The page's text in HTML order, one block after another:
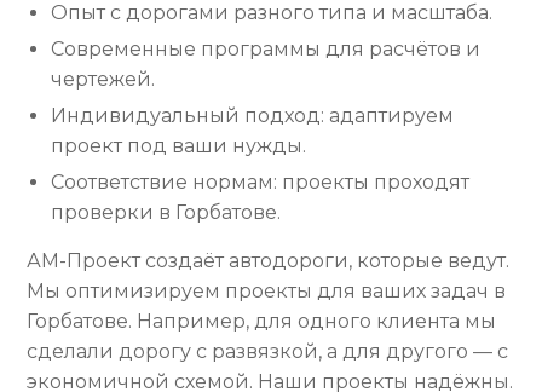
Опыт с дорогами разного типа и масштаба.
Современные программы для расчётов и
чертежей.
Индивидуальный подход: адаптируем
проект под ваши нужды.
Соответствие нормам: проекты проходят
проверки в Горбатове.
АМ-Проект создаёт автодороги, которые ведут.
Мы оптимизируем проекты для ваших задач в
Горбатове. Например, для одного клиента мы
сделали дорогу с развязкой, а для другого — с
экономичной схемой. Наши проекты надёжны.